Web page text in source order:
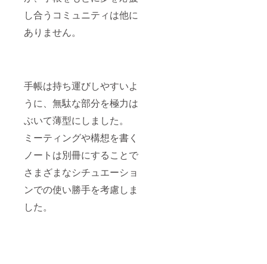
し合うコミュニティは他に
ありません。
手帳は持ち運びしやすいよ
うに、無駄な部分を極力は
ぶいて薄型にしました。
ミーティングや構想を書く
ノートは別冊にすることで
さまざまなシチュエーショ
ンでの使い勝手を考慮しま
した。